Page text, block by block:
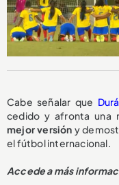
Cabe señalar que
cedido y afronta una
mejor versión y
el fútbol internacional.
Accede a más